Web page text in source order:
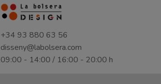
+34 93 880 63 56
disseny@labolsera.com
09:00 - 14:00 / 16:00 - 20:00 h